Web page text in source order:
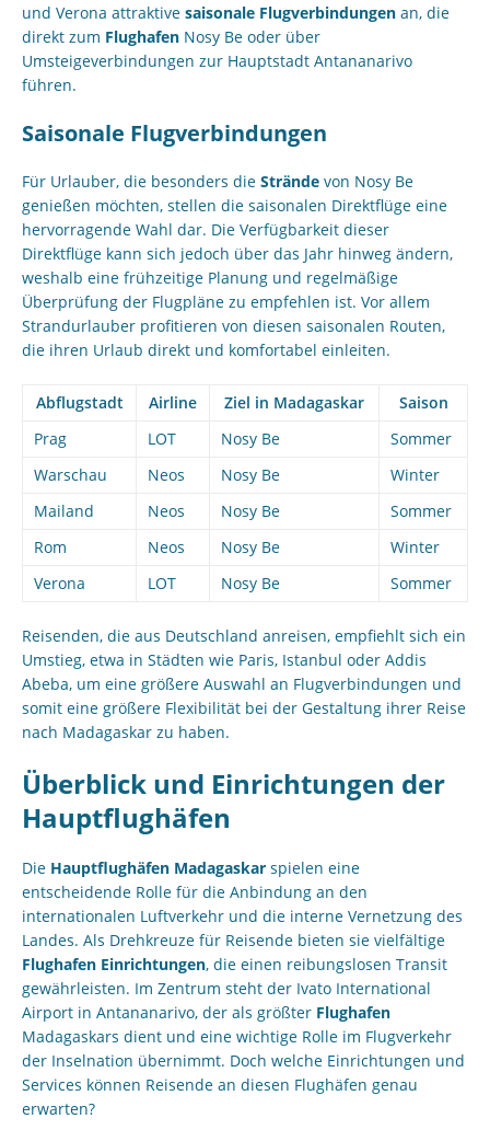
und Verona attraktive saisonale Flugverbindungen an, die
direkt zum Flughafen Nosy Be oder über
Umsteigeverbindungen zur Hauptstadt Antananarivo
führen.
Saisonale Flugverbindungen
Für Urlauber, die besonders die Strände von Nosy Be
genießen möchten, stellen die saisonalen Direktflüge eine
hervorragende Wahl dar. Die Verfügbarkeit dieser
Direktflüge kann sich jedoch über das Jahr hinweg ändern,
weshalb eine frühzeitige Planung und regelmäßige
Überprüfung der Flugpläne zu empfehlen ist. Vor allem
Strandurlauber profitieren von diesen saisonalen Routen,
die ihren Urlaub direkt und komfortabel einleiten.
Abflugstadt Airline Ziel in Madagaskar
Saison
Prag
LOT Nosy Be
Sommer
Warschau
Neos Nosy Be
Winter
Mailand
Neos Nosy Be
Sommer
Rom
Neos Nosy Be
Winter
Verona
LOT Nosy Be Sommer
Reisenden, die aus Deutschland anreisen, empfiehlt sich ein
Umstieg, etwa in Städten wie Paris, Istanbul oder Addis
Abeba, um eine größere Auswahl an Flugverbindungen und
somit eine größere Flexibilität bei der Gestaltung ihrer Reise
nach Madagaskar zu haben.
Überblick und Einrichtungen der
Hauptflughäfen
Die Hauptflughäfen Madagaskar spielen eine
entscheidende Rolle für die Anbindung an den
internationalen Luftverkehr und die interne Vernetzung des
Landes. Als Drehkreuze für Reisende bieten sie vielfältige
Flughafen Einrichtungen, die einen reibungslosen Transit
gewährleisten. Im Zentrum steht der Ivato International
Airport in Antananarivo, der als größter Flughafen
Madagaskars dient und eine wichtige Rolle im Flugverkehr
der Inselnation übernimmt. Doch welche Einrichtungen und
Services können Reisende an diesen Flughäfen genau
erwarten?